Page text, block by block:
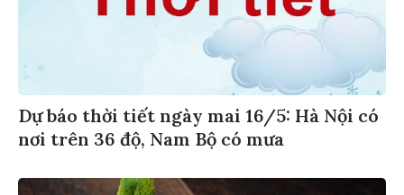
Dự báo thời tiết ngày mai 16/5: Hà Nội có
nơi trên 36 độ, Nam Bộ có mưa